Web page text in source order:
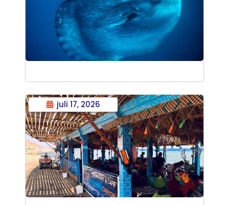
juli 17, 2026